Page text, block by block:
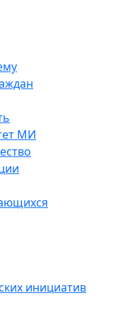
МИ
инициатив